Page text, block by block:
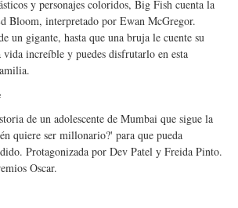
y personajes coloridos, Big Fish cuenta la
Bloom, interpretado por Ewan McGregor.
un gigante, hasta que una bruja le cuente su
increíble y puedes disfrutarlo en esta
de un adolescente de Mumbai que sigue la
quiere ser millonario?' para que pueda
Protagonizada por Dev Patel y Freida Pinto.
Oscar.